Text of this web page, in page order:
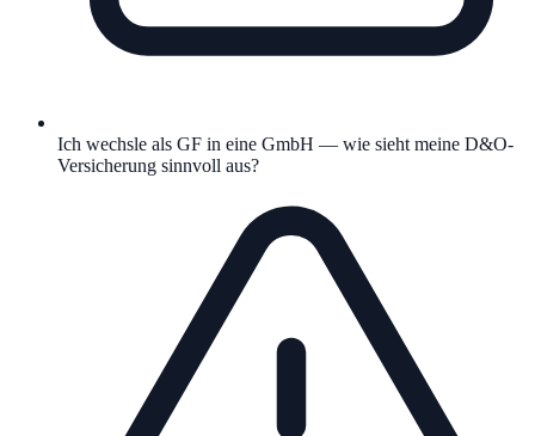
Ich wechsle als GF in eine GmbH — wie sieht meine D&O-
Versicherung sinnvoll aus?